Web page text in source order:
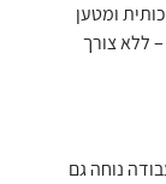
ומטען
ללא צורך
נוחה גם